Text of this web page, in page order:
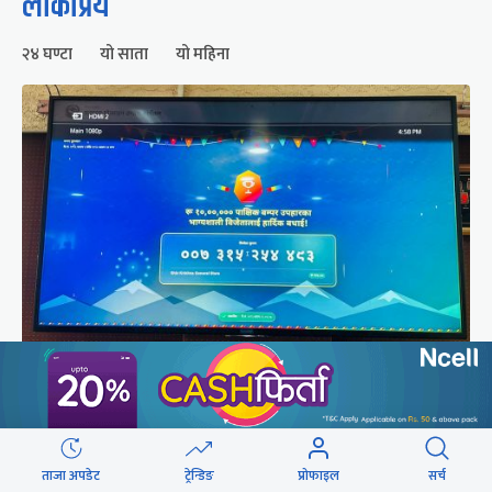
२४ घण्टा यो साता यो महिना
२५० रुपैयाँको सामान किनेका उपभोक्ताले जिते १०
लाखको बम्पर उपहार
ताजा अपडेट ट्रेन्डिङ प्रोफाइल सर्च